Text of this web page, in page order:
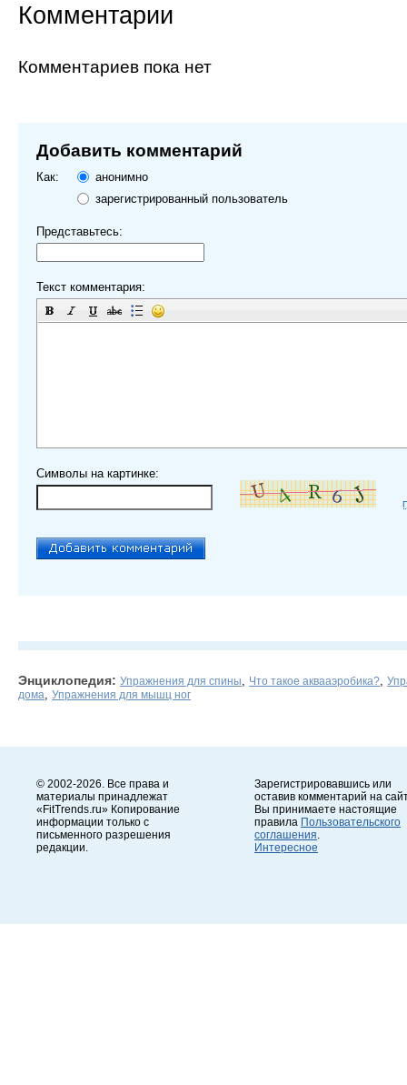
Комментарии
Комментариев пока нет
Добавить комментарий
Как:
анонимно
зарегистрированный пользователь
Представьтесь:
Текст комментария:
Символы на картинке:
Энциклопедия: Упражнения для спины Что такое аквааэробика?
дома
Упражнения для мышц ног
© 2002-2026. Все права и
материалы принадлежат
«FitTrends.ru» Копирование
информации только с
письменного разрешения
редакции.
Зарегистрировавшись или
оставив комментарий на
Вы принимаете настоящие
правила Пользовательского
соглашения
Интересное